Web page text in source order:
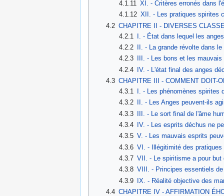
4.1.11
XI. - Critères erronés dans
4.1.12 XII. - Les pratiques spirites
4.2 CHAPITRE II - DIVERSES
4.2.1
I. - État dans lequel les
4.2.2
II. - La grande révolte dans le
4.2.3
III. - Les bons et les mauvais
4.2.4 IV. - L'état final des anges
4.3 CHAPITRE III - COMMENT DOIT-
4.3.1
I. - Les phénomènes
4.3.2
II. - Les Anges peuvent-ils
4.3.3 III. - Le sort final de l'âme
4.3.4
IV. - Les esprits déchus ne
4.3.5 V. - Les mauvais esprits
4.3.6 VI. - Illégitimité des pratiques
4.3.7 VII. - Le spiritisme a pour but
4.3.8 VIII. - Principes essentiels
4.3.9 IX. - Réalité objective des
4.4 CHAPITRE IV - AFFIRMATION